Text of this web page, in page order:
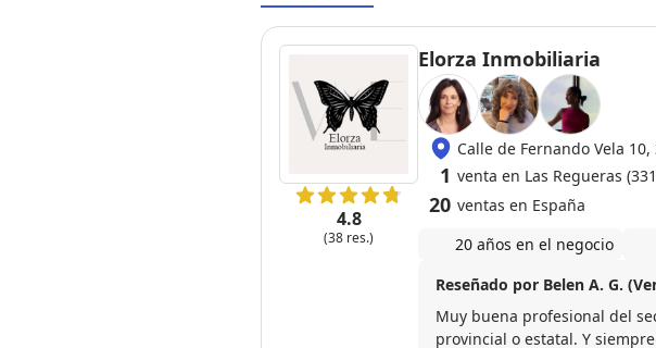
4.8
(38 res.)
Elorza Inmobiliaria
Calle de Fernando Vela
1 venta en Las Regueras
20 ventas en España
20 años en el negocio
Reseñado por Belen A. G.
Muy buena profesional del
provincial o estatal. Y